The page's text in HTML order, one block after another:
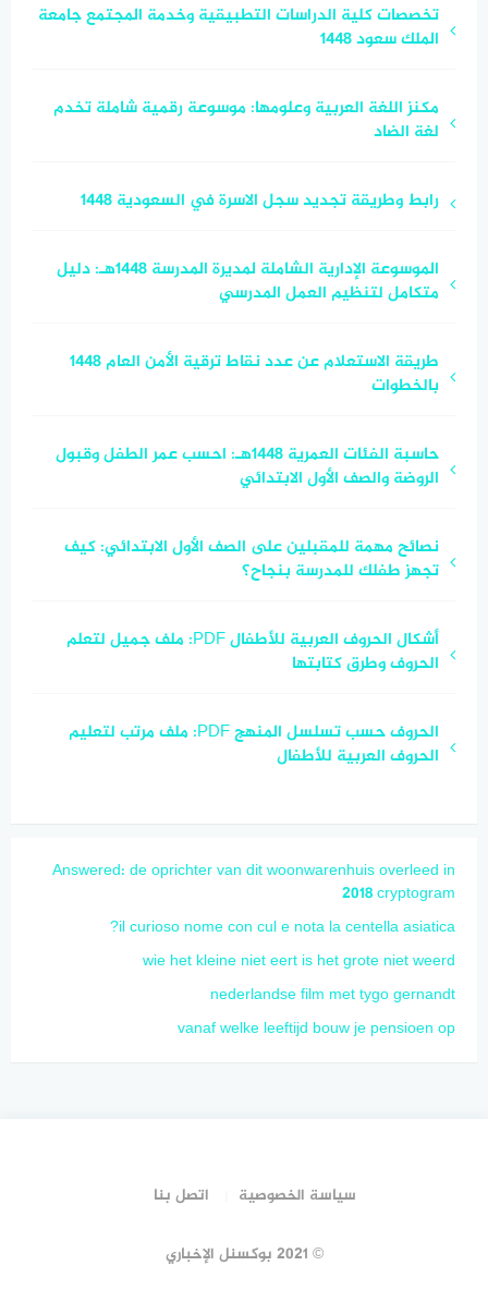
تخصصات كلية الدراسات التطبيقية وخدمة المجتمع جامعة
الملك سعود 1448
مكنز اللغة العربية وعلومها: موسوعة رقمية شاملة تخدم
لغة الضاد
رابط وطريقة تجديد سجل الاسرة في السعودية 1448
الموسوعة الإدارية الشاملة لمديرة المدرسة 1448هـ: دليل
متكامل لتنظيم العمل المدرسي
طريقة الاستعلام عن عدد نقاط ترقية الأمن العام 1448
بالخطوات
حاسبة الفئات العمرية 1448هـ: احسب عمر الطفل وقبول
الروضة والصف الأول الابتدائي
نصائح مهمة للمقبلين على الصف الأول الابتدائي: كيف
تجهز طفلك للمدرسة بنجاح؟
أشكال الحروف العربية للأطفال PDF: ملف جميل لتعلم
الحروف وطرق كتابتها
الحروف حسب تسلسل المنهج PDF: ملف مرتب لتعليم
الحروف العربية للأطفال
Answered: de oprichter van dit woonwarenhuis overleed in
2018 cryptogram
il curioso nome con cul e nota la centella asiatica?
wie het kleine niet eert is het grote niet weerd
nederlandse film met tygo gernandt
vanaf welke leeftijd bouw je pensioen op
سياسة الخصوصية اتصل بنا
© 2021 بوكسنل الإخباري